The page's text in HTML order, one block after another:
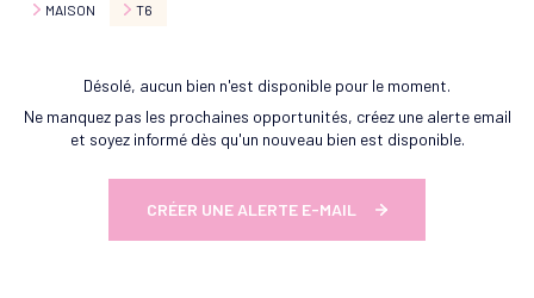
MAISON
T6
Désolé, aucun bien n'est disponible pour le moment.
Ne manquez pas les prochaines opportunités, créez une alerte email
et soyez informé dès qu'un nouveau bien est disponible.
CRÉER UNE ALERTE E-MAIL